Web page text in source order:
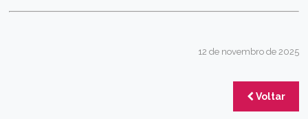
12 de novembro de 2025
Voltar